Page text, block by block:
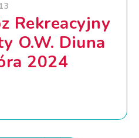
Rekreacyjny
O.W. Diuna
2024